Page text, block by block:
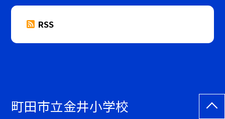
RSS
町田市立金井小学校